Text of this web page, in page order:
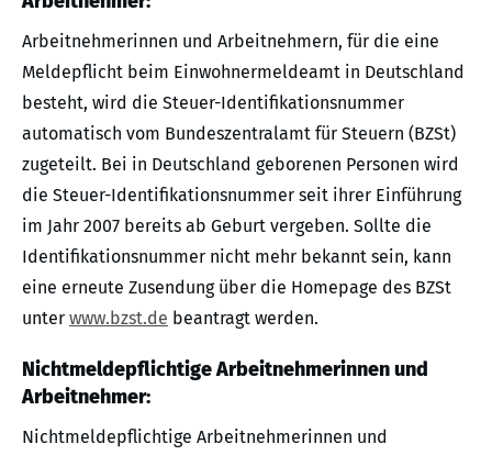
Arbeitnehmerinnen und Arbeitnehmern, für die eine
Meldepflicht beim Einwohnermeldeamt in Deutschland
besteht, wird die Steuer-Identifikationsnummer
automatisch vom Bundeszentralamt für Steuern (BZSt)
zugeteilt. Bei in Deutschland geborenen Personen wird
die Steuer-Identifikationsnummer seit ihrer Einführung
im Jahr 2007 bereits ab Geburt vergeben. Sollte die
Identifikationsnummer nicht mehr bekannt sein, kann
eine erneute Zusendung über die Homepage des BZSt
unter www.bzst.de beantragt werden.
Nichtmeldepflichtige Arbeitnehmerinnen und
Arbeitnehmer:
Nichtmeldepflichtige Arbeitnehmerinnen und